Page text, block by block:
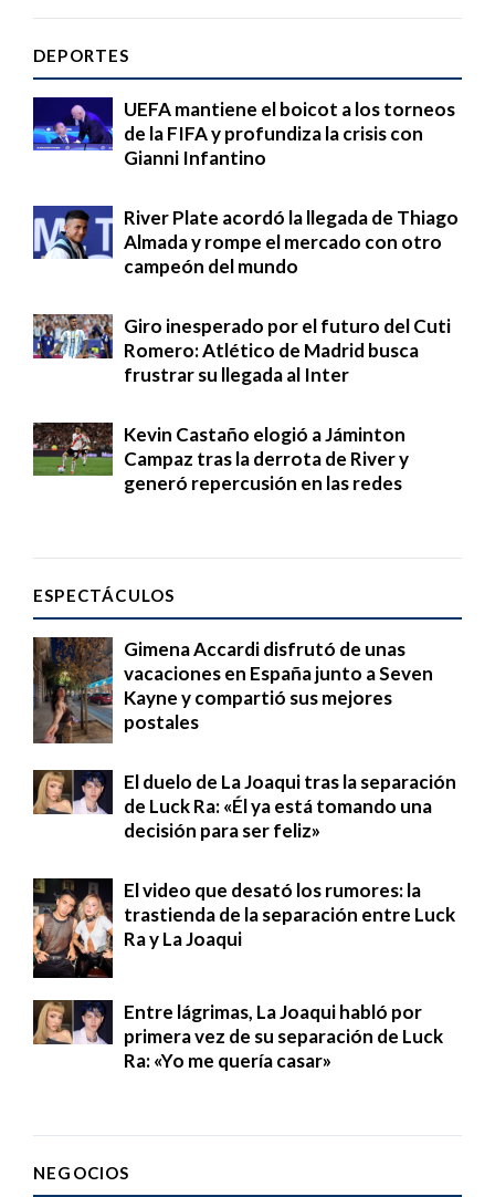
DEPORTES
UEFA mantiene el boicot a los torneos
de la FIFA y profundiza la crisis con
Gianni Infantino
River Plate acordó la llegada de Thiago
Almada y rompe el mercado con otro
campeón del mundo
Giro inesperado por el futuro del Cuti
Romero: Atlético de Madrid busca
frustrar su llegada al Inter
Kevin Castaño elogió a Jáminton
Campaz tras la derrota de River y
generó repercusión en las redes
ESPECTÁCULOS
Gimena Accardi disfrutó de unas
vacaciones en España junto a Seven
Kayne y compartió sus mejores
postales
El duelo de La Joaqui tras la separación
de Luck Ra: «Él ya está tomando una
decisión para ser feliz»
El video que desató los rumores: la
trastienda de la separación entre Luck
Ra y La Joaqui
Entre lágrimas, La Joaqui habló por
primera vez de su separación de Luck
Ra: «Yo me quería casar»
NEGOCIOS